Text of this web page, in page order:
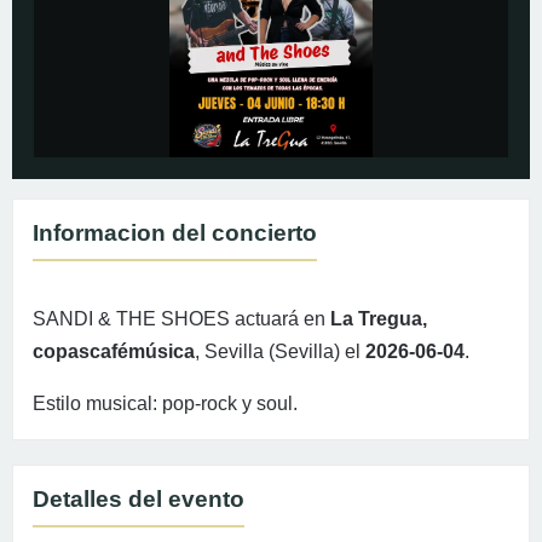
Informacion del concierto
SANDI & THE SHOES actuará en La Tregua,
copascafémúsica, Sevilla (Sevilla) el 2026-06-04.
Estilo musical: pop-rock y soul.
Detalles del evento